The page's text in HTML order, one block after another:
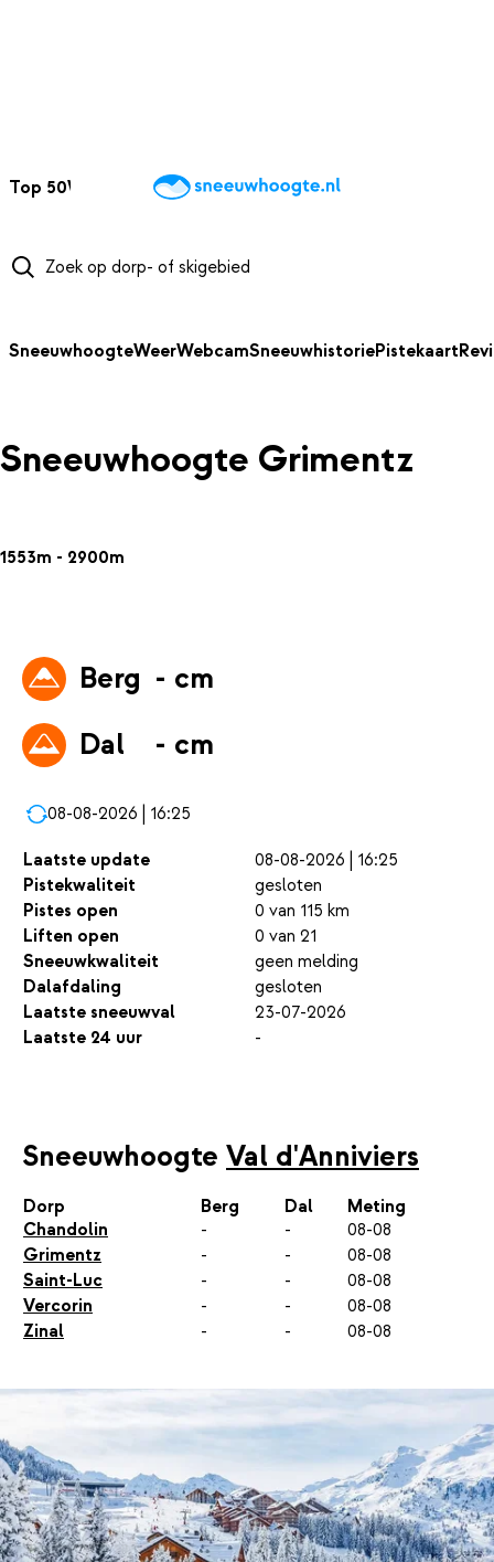
Top 50Webcams WintersportweerKaarten
SneeuwhoogteWeerWebcamSneeuwhistoriePistekaart
Sneeuwhoogte Grimentz
1553m - 2900m
Berg - cm
Dal
- cm
08-08-2026 | 16:25
Laatste update
08-08-2026 | 16:25
Pistekwaliteit
gesloten
Pistes open
0 van 115 km
Liften open
0 van 21
Sneeuwkwaliteit
geen melding
Dalafdaling
gesloten
Laatste sneeuwval
23-07-2026
Laatste 24 uur
-
Sneeuwhoogte Val d'Anniviers
Dorp Berg Dal
Meting
Chandolin
- -
08-08
Grimentz
- -
08-08
Saint-Luc
- -
08-08
Vercorin
- -
08-08
Zinal
- - 08-08